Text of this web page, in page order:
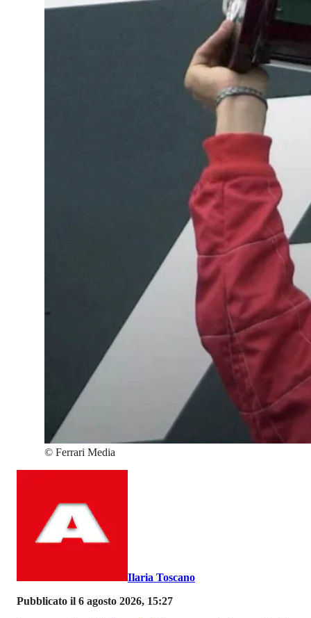
© Ferrari Media
Ilaria Toscano
Pubblicato il 6 agosto 2026, 15:27